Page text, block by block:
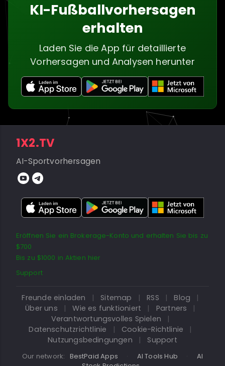
KI-Fußballvorhersagen
erhalten
Laden Sie die App für detaillierte
Vorhersagen und Analysen herunter
1X2.TV
AI-Sportvorhersagen
Eröffnen Sie ein Brokerage-Konto und erhalten Sie bis zu
$700
Bis zu $1000 in Aktien hier
Support
Freunde einladen | Sitemap | RSS | Blog
|
Über uns
| Wie es funktioniert | Partners
|
Verantwortungsvolles Spielen
|
Datenschutzrichtlinie
| Cookie-Richtlinie
|
Nutzungsbedingungen
| Support
Our network: BestPaid Apps · AI Tools Hub ·
AI